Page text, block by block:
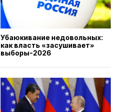
Убаюкивание недовольных:
как власть «засушивает»
выборы-2026